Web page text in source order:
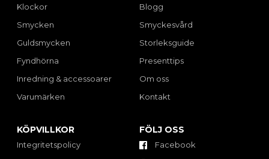
Klockor
Smycken
Guldsmycken
Fyndhörna
Inredning & accessoarer
Varumärken
Blogg
Smyckesvård
Storleksguide
Presenttips
Om oss
Kontakt
KÖPVILLKOR
Integritetspolicy
FÖLJ OSS
Facebook